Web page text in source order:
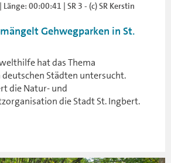
00:00:41 | SR 3 - (c) SR Kerstin
Gehwegparken in St.
hat das Thema
Städten untersucht.
die Natur- und
die Stadt St. Ingbert.